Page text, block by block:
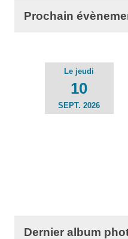
Prochain
Le jeudi
10
SEPT. 2026
Dernier album